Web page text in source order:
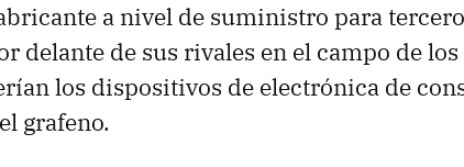
a nivel de suministro para
delante de sus rivales en el campo de los
los dispositivos de electrónica de
grafeno.